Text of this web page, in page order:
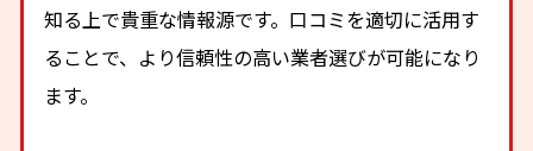
知る上で貴重な情報源です。口コミを適切に活用す
ることで、より信頼性の高い業者選びが可能になり
ます。